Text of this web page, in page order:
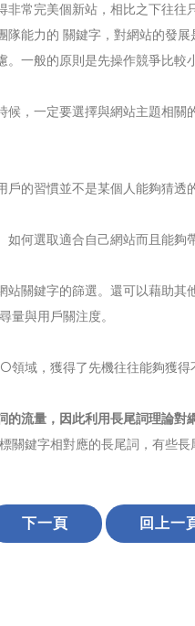
常完美個新站，相比之下往往
能力的 關鍵字，對網站的發
一般的原則是先操作競爭比較
，一定要選擇與網站主題相關
的習慣並不是某個人能夠猜透
何選取適合自己網站而且能夠
關鍵字的篩選。還可以藉助其
量與用戶關注度。
域，獲得了先機往往能夠獲得
的流量，因此利用長尾詞理論
關鍵字相對應的長尾詞，有些
下一頁 回上一